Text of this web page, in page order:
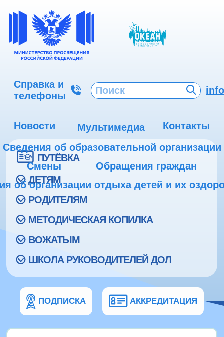
Справка и
телефоны
Новости Мультимедиа
Контакты
Сведения об образовательной организации
Смены
Обращения граждан
об организации отдыха детей и их
ПУТЁВКА
ДЕТЯМ
РОДИТЕЛЯМ
МЕТОДИЧЕСКАЯ КОПИЛКА
ВОЖАТЫМ
ШКОЛА РУКОВОДИТЕЛЕЙ ДОЛ
ПОДПИСКА АККРЕДИТАЦИЯ